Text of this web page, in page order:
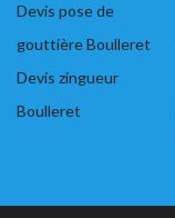
Devis pose de
gouttière Boulleret
Devis zingueur
Boulleret